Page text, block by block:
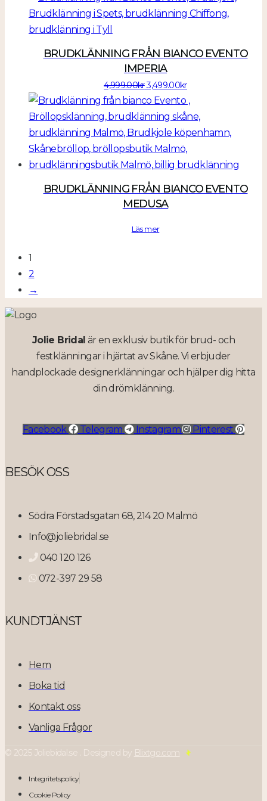
var:
9,000.00kr.6,300.00kr.
BRUDKLÄNNING FRÅN BIANCO EVENTO
IMPERIA
4,999.00krDet
ursprungliga
priset
var:
4,999.00kr.
3,499.00krDet
priset
3,499.00kr.
BRUDKLÄNNING FRÅN BIANCO EVENTO
MEDUSA
Läs mer
1
2
→
Jolie Bridal är en exklusiv butik för brud- och
festklänningar i hjärtat av Skåne. Vi erbjuder
handplockade designerklänningar och hjälper dig hitta
din drömklänning.
Facebook Telegram Instagram Pinterest
BESÖK OSS
Södra Förstadsgatan 68, 214 20 Malmö
Info@joliebridal.se
040 120 126
072-397 29 58
KUNDTJÄNST
Hem
Boka tid
Kontakt oss
Vanliga Frågor
© 2025 Joliebidal.se . Designed by Blixtgo.com
Integritetspolicy
Cookie Policy